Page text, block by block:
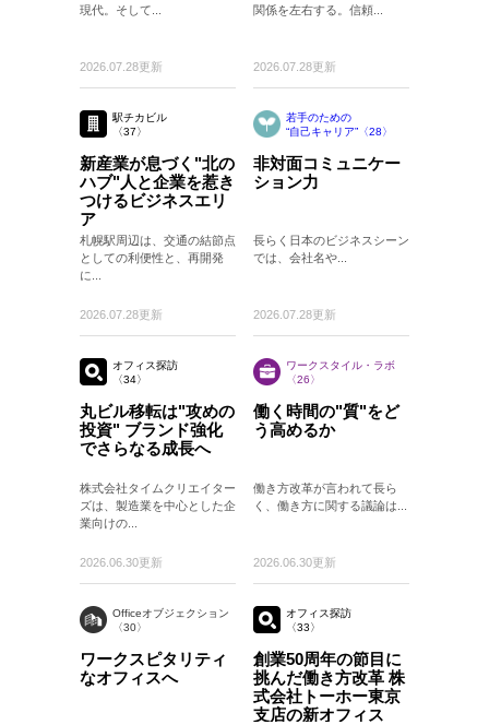
現代。そして...
2026.07.28更新
関係を左右する。信頼...
2026.07.28更新
駅チカビル
〈37〉
新産業が息づく"北の
ハブ"人と企業を惹き
つけるビジネスエリ
ア
札幌駅周辺は、交通の結節点
としての利便性と、再開発
に...
2026.07.28更新
若手のための
“自己キャリア”〈28〉
非対面コミュニケー
ション力
長らく日本のビジネスシーン
では、会社名や...
2026.07.28更新
オフィス探訪
〈34〉
丸ビル移転は"攻めの
投資" ブランド強化
でさらなる成長へ
株式会社タイムクリエイター
ズは、製造業を中心とした企
業向けの...
2026.06.30更新
ワークスタイル・ラボ
〈26〉
働く時間の"質"をど
う高めるか
働き方改革が言われて長ら
く、働き方に関する議論は...
2026.06.30更新
Officeオブジェクション
〈30〉
ワークスピタリティ
なオフィスへ
オフィス探訪
〈33〉
創業50周年の節目に
挑んだ働き方改革 株
式会社トーホー東京
支店の新オフィス